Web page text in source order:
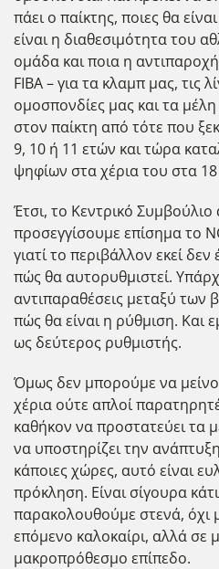
πάει ο παίκτης, ποιες θα
είναι η διαθεσιμότητα του
ομάδα και ποια η
FIBA – για τα κλαμπ μας, τις
ομοσπονδίες μας και τα
στον παίκτη από τότε που
9, 10 ή 11 ετών και τώρα
ψηφίων στα χέρια του στα
Έτσι, το Κεντρικό
προσεγγίσουμε επίσημα το
γιατί το περιβάλλον εκεί
πώς θα αυτορυθμιστεί.
αντιπαραθέσεις μεταξύ των
πώς θα είναι η ρύθμιση. Και
ως δεύτερος ρυθμιστής.
Όμως δεν μπορούμε να
χέρια ούτε απλοί
καθήκον να προστατεύει τα
να υποστηρίζει την
κάποιες χώρες, αυτό είναι
πρόκληση. Είναι σίγουρα
παρακολουθούμε στενά, όχι
επόμενο καλοκαίρι, αλλά σε
μακροπρόθεσμο επίπεδο.